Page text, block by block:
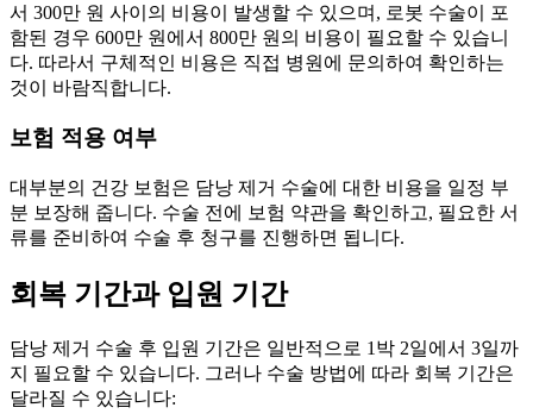
서 300만 원 사이의 비용이 발생할 수 있으며, 로봇 수술이 포
함된 경우 600만 원에서 800만 원의 비용이 필요할 수 있습니
다. 따라서 구체적인 비용은 직접 병원에 문의하여 확인하는
것이 바람직합니다.
보험 적용 여부
대부분의 건강 보험은 담낭 제거 수술에 대한 비용을 일정 부
분 보장해 줍니다. 수술 전에 보험 약관을 확인하고, 필요한 서
류를 준비하여 수술 후 청구를 진행하면 됩니다.
회복 기간과 입원 기간
담낭 제거 수술 후 입원 기간은 일반적으로 1박 2일에서 3일까
지 필요할 수 있습니다. 그러나 수술 방법에 따라 회복 기간은
달라질 수 있습니다: